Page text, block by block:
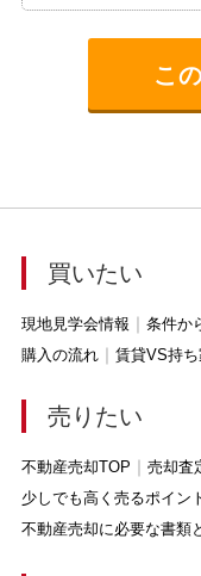
買いたい
現地見学会情報 条件か
購入の流れ
賃貸VS持ち
売りたい
不動産売却TOP 売却査
少しでも高く売るポイン
不動産売却に必要な書類